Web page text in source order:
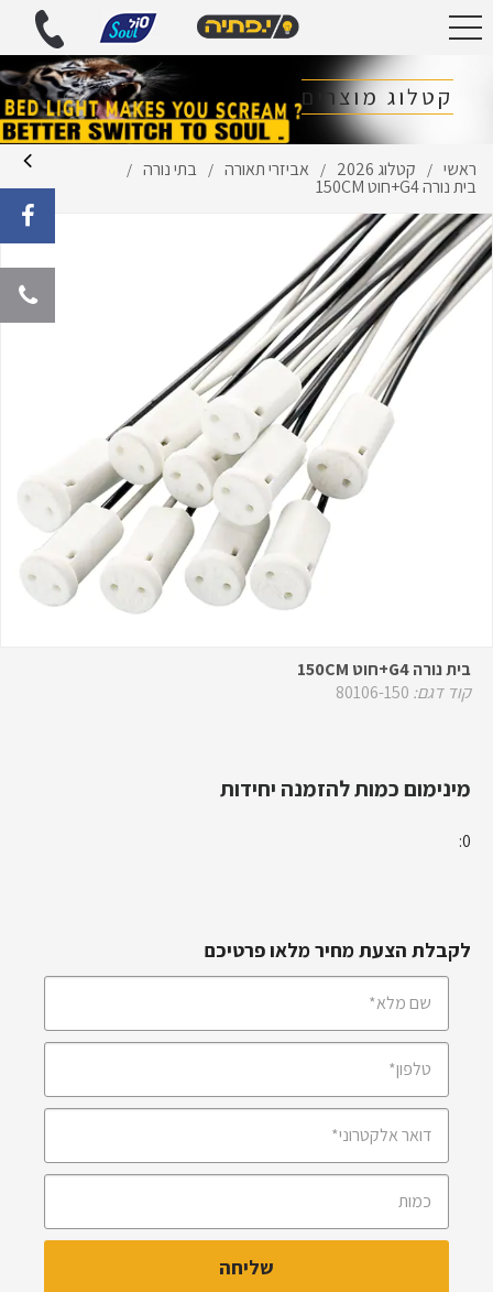
קטלוג מוצרים
ראשי / קטלוג 2026 / אביזרי תאורה / בתי נורה /
בית נורה G4+חוט 150CM
בית נורה G4+חוט 150CM
קוד דגם: 80106-150
מינימום כמות להזמנה יחידות
0:
לקבלת הצעת מחיר מלאו פרטיכם